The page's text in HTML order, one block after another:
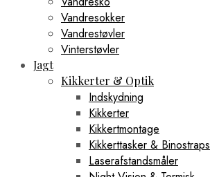
Vandresokker
Vandrestøvler
Vinterstøvler
Jagt
Kikkerter & Optik
Indskydning
Kikkerter
Kikkertmontage
Kikkerttasker & Binostraps
Laserafstandsmåler